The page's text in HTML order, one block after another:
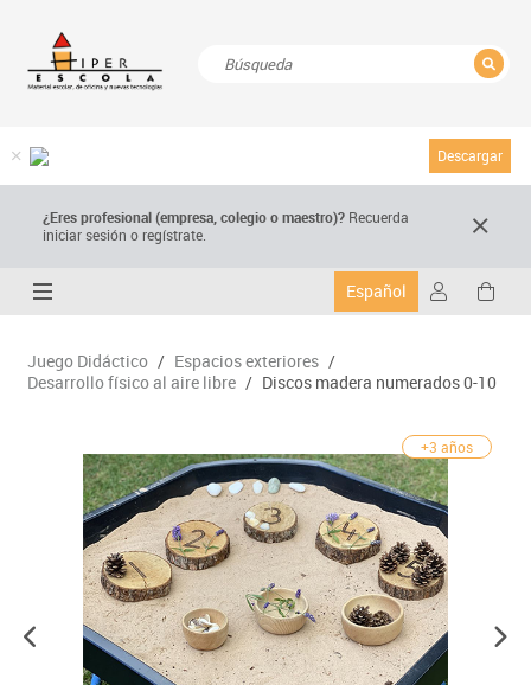
Descargar
¿Eres profesional (empresa, colegio o maestro)? Recuerda
iniciar sesión o regístrate.
Español
Juego Didáctico / Espacios exteriores /
Desarrollo físico al aire libre / Discos madera numerados 0-10
+3 años